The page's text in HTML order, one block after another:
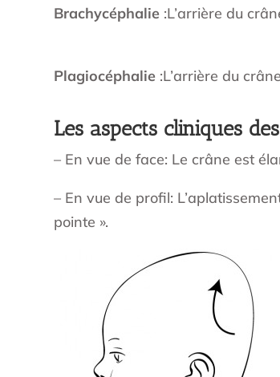
Brachycéphalie :L’arrière du
Plagiocéphalie :L’arrière du
Les aspects cliniques
– En vue de face: Le crâne est
– En vue de profil:
pointe ».